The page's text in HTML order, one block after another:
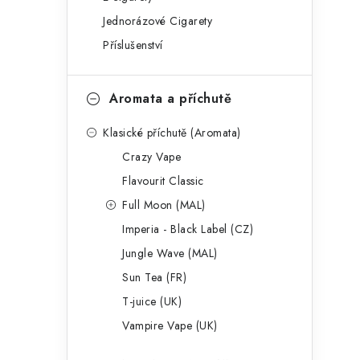
n
Jednorázové Cigarety
Příslušenství
Aromata a příchutě
Klasické příchutě (Aromata)
Crazy Vape
Flavourit Classic
Full Moon (MAL)
Imperia - Black Label (CZ)
Jungle Wave (MAL)
Sun Tea (FR)
T-juice (UK)
Vampire Vape (UK)